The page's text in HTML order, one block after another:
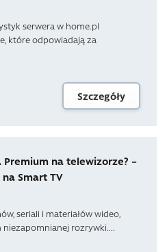
serwera w home.pl
które odpowiadają za
Szczegóły
Premium na telewizorze? –
Smart TV
seriali i materiałów wideo,
rozrywki....